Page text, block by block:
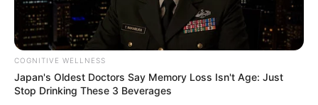
Επιμέλεια
Ελλάδα
COGNITIVE WELLNESS
Japan's Oldest Doctors Say Memory Loss Isn't Age: Just
Stop Drinking These 3 Beverages